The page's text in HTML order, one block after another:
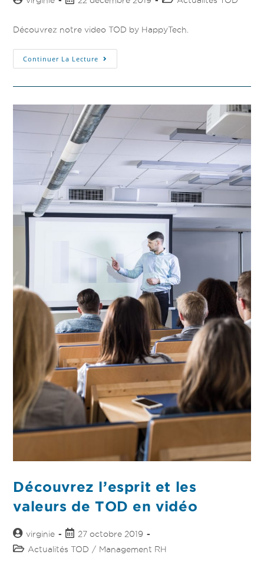
Découvrez notre video TOD by HappyTech.
Continuer La Lecture
Découvrez l’esprit et les
valeurs de TOD en vidéo
virginie
27 octobre 2019
Actualités TOD / Management RH